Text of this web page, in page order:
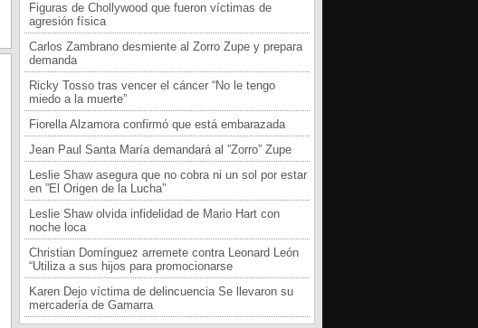
Figuras de Chollywood que fueron víctimas de
agresión física
Carlos Zambrano desmiente al Zorro Zupe y prepara
demanda
Ricky Tosso tras vencer el cáncer “No le tengo
miedo a la muerte”
Fiorella Alzamora confirmó que está embarazada
Jean Paul Santa María demandará al ”Zorro” Zupe
Leslie Shaw asegura que no cobra ni un sol por estar
en ”El Origen de la Lucha”
Leslie Shaw olvida infidelidad de Mario Hart con
noche loca
Christian Domínguez arremete contra Leonard León
“Utiliza a sus hijos para promocionarse
Karen Dejo víctima de delincuencia Se llevaron su
mercadería de Gamarra